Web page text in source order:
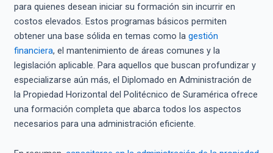
para quienes desean iniciar su formación sin incurrir en
costos elevados. Estos programas básicos permiten
obtener una base sólida en temas como la gestión
financiera, el mantenimiento de áreas comunes y la
legislación aplicable. Para aquellos que buscan profundizar y
especializarse aún más, el Diplomado en Administración de
la Propiedad Horizontal del Politécnico de Suramérica ofrece
una formación completa que abarca todos los aspectos
necesarios para una administración eficiente.